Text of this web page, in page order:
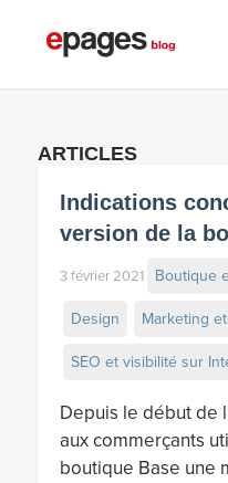
ARTICLES
Indications
version de la
3 février 2021 Boutique
Design Marketing
SEO et visibilité sur
Depuis le début de
aux commerçants
boutique Base une